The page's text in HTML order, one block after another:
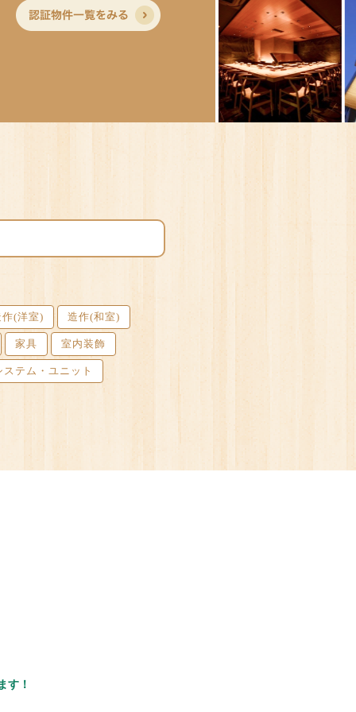
作(洋室) 造作(和室)
家具 室内装飾
ステム・ユニット
す！